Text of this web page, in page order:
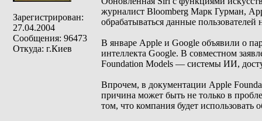
Зарегистрирован:
27.04.2004
Сообщения: 96473
Откуда: г.Киев
журналист Bloomberg Марк Гурман,
обрабатываться данные
В январе Apple и Google объявили о
интеллекта Google. В совместном
Foundation Models — системы ИИ,
Впрочем, в документации Apple
причина может быть не только в
том, что компания будет использовать